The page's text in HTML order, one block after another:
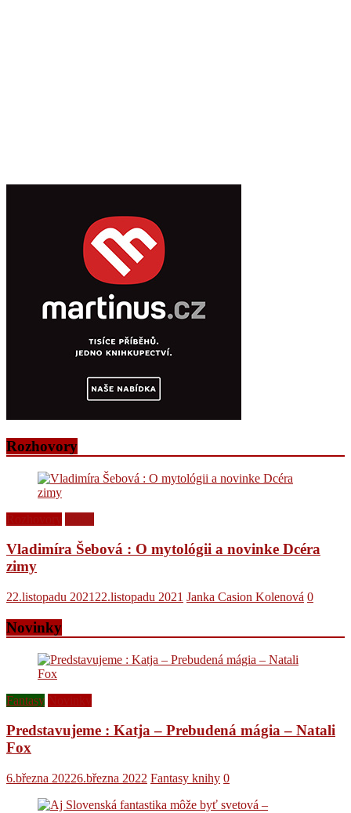
Rozhovory
Vladimíra Šebová : O mytológii a novinke Dcéra
zimy
22.listopadu 2021 22.listopadu 2021 Janka Casion Kolenová 0
Novinky
Fantasy
Predstavujeme : Katja – Prebudená mágia – Natali
Fox
6.března 20226.března 2022 Fantasy knihy 0